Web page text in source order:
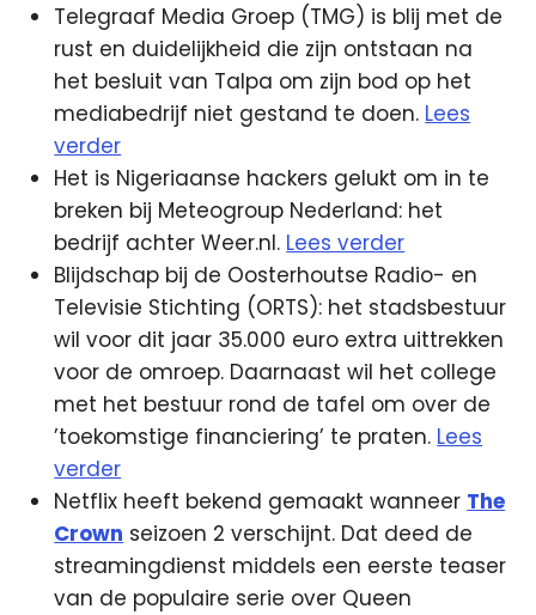
Telegraaf Media Groep (TMG) is blij met de
rust en duidelijkheid die zijn ontstaan na
het besluit van Talpa om zijn bod op het
mediabedrijf niet gestand te doen. Lees
verder
Het is Nigeriaanse hackers gelukt om in te
breken bij Meteogroup Nederland: het
bedrijf achter Weer.nl. Lees verder
Blijdschap bij de Oosterhoutse Radio- en
Televisie Stichting (ORTS): het stadsbestuur
wil voor dit jaar 35.000 euro extra uittrekken
voor de omroep. Daarnaast wil het college
met het bestuur rond de tafel om over de
’toekomstige financiering’ te praten. Lees
verder
Netflix heeft bekend gemaakt wanneer The
Crown seizoen 2 verschijnt. Dat deed de
streamingdienst middels een eerste teaser
van de populaire serie over Queen